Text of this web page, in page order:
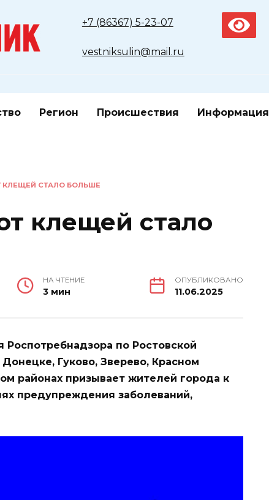
+7 (86367) 5-23-07
vestniksulin@mail.ru
Регион Происшествия Информация
КЛЕЩЕЙ СТАЛО БОЛЬШЕ
клещей стало
НА ЧТЕНИЕ
3 мин
ОПУБЛИКОВАНО
11.06.2025
по Ростовской
Гуково, Зверево, Красном
районах призывает жителей города к
предупреждения заболеваний,